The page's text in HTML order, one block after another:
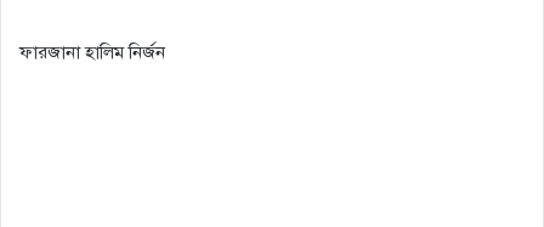
ফারজানা হালিম নির্জন